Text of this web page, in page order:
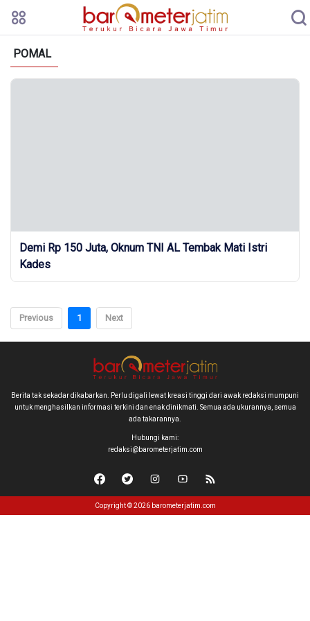
POMAL
Demi Rp 150 Juta, Oknum TNI AL Tembak Mati Istri
Kades
Previous 1 Next
Berita tak sekadar dikabarkan. Perlu digali lewat kreasi tinggi dari awak redaksi mumpuni
untuk menghasilkan informasi terkini dan enak dinikmati. Semua ada ukurannya, semua
ada takarannya.
Hubungi kami:
redaksi@barometerjatim.com
Copyright © 2026 barometerjatim.com